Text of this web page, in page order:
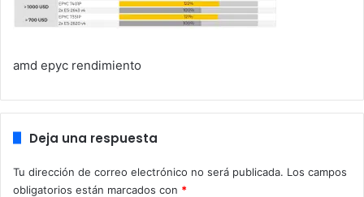
amd epyc rendimiento
Deja una respuesta
Tu dirección de correo electrónico no será publicada. Los campos
obligatorios están marcados con *